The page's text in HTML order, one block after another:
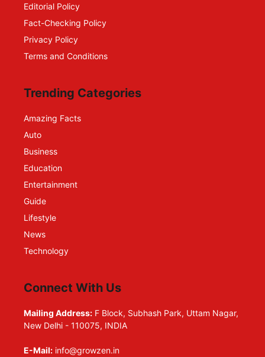
Editorial Policy
Fact-Checking Policy
Privacy Policy
Terms and Conditions
Trending Categories
Amazing Facts
Auto
Business
Education
Entertainment
Guide
Lifestyle
News
Technology
Connect With Us
Mailing Address: F Block, Subhash Park, Uttam Nagar,
New Delhi - 110075, INDIA
E-Mail: info@growzen.in